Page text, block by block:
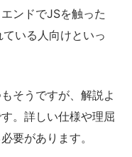
ンドでJSを触った
いる人向けといっ
そうですが、解説よ
。詳しい仕様や理屈
要があります。